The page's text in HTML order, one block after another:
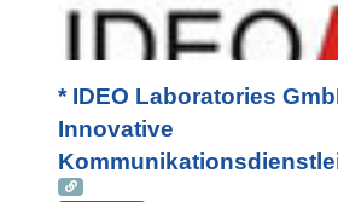
* IDEO Laboratories
Innovative